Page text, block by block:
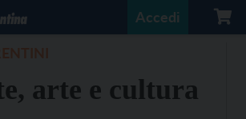
Accedi
arte e cultura